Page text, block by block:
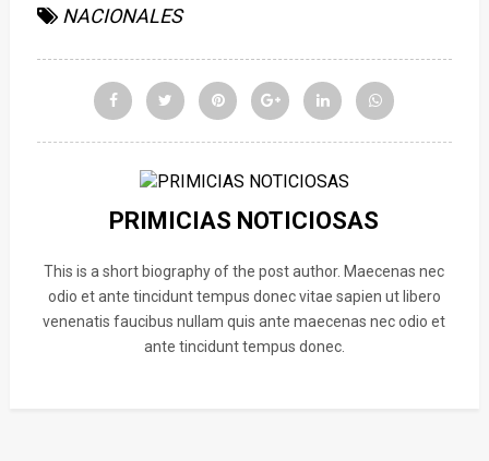
NACIONALES
PRIMICIAS NOTICIOSAS
This is a short biography of the post author. Maecenas nec
odio et ante tincidunt tempus donec vitae sapien ut libero
venenatis faucibus nullam quis ante maecenas nec odio et
ante tincidunt tempus donec.